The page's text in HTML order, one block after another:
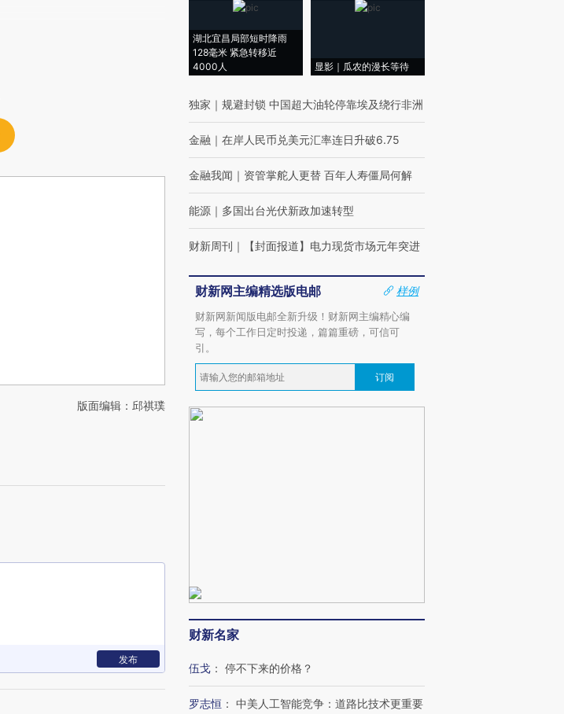
版面编辑：邱祺璞
发布
湖北宜昌局部短时降雨
128毫米 紧急转移近
4000人
显影｜瓜农的漫长等待
独家 ｜ 规避封锁 中国超大油轮停靠埃及绕行非洲
金融 ｜ 在岸人民币兑美元汇率连日升破6.75
金融我闻 ｜ 资管掌舵人更替 百年人寿僵局何解
能源 ｜ 多国出台光伏新政加速转型
财新周刊 ｜ 【封面报道】电力现货市场元年突进
财新网主编精选版电邮
样例
财新网新闻版电邮全新升级！财新网主编精心编
写，每个工作日定时投递，篇篇重磅，可信可
引。
订阅
财新名家
伍戈 ： 停不下来的价格？
罗志恒 ： 中美人工智能竞争：道路比技术更重要